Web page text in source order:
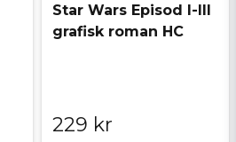
Star Wars Episod I-III
grafisk roman HC
229 kr